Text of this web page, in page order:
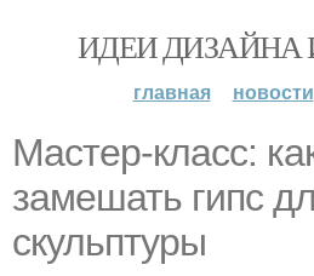
ИДЕИ ДИЗАЙНА
главная новости
Мастер-класс:
замешать гипс
скульптуры